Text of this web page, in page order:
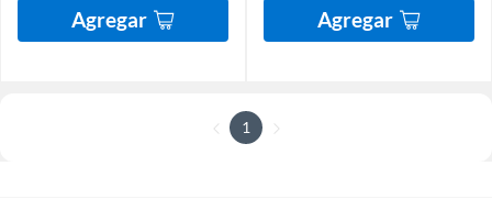
Agregar Agregar
1